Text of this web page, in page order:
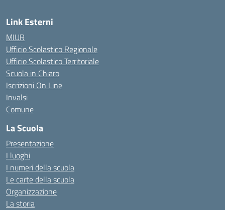
Link Esterni
MIUR
Ufficio Scolastico Regionale
Ufficio Scolastico Territoriale
Scuola in Chiaro
Iscrizioni On Line
Invalsi
Comune
La Scuola
Presentazione
I luoghi
I numeri della scuola
Le carte della scuola
Organizzazione
La storia